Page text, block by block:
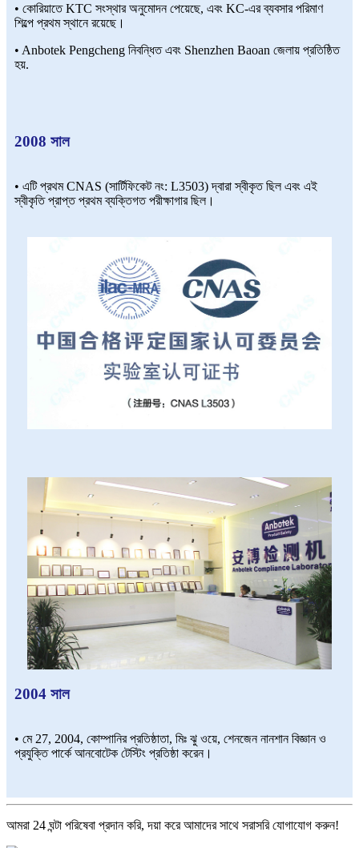
• কোরিয়াতে KTC সংস্থার অনুমোদন পেয়েছে, এবং KC-এর ব্যবসার পরিমাণ
শিল্পে প্রথম স্থানে রয়েছে।
• Anbotek Pengcheng নিবন্ধিত এবং Shenzhen Baoan জেলায় প্রতিষ্ঠিত
হয়.
2008 সাল
• এটি প্রথম CNAS (সার্টিফিকেট নং: L3503) দ্বারা স্বীকৃত ছিল এবং এই
স্বীকৃতি প্রাপ্ত প্রথম ব্যক্তিগত পরীক্ষাগার ছিল।
2004 সাল
• মে 27, 2004, কোম্পানির প্রতিষ্ঠাতা, মিঃ ঝু ওয়ে, শেনজেন নানশান বিজ্ঞান ও
প্রযুক্তি পার্কে আনবোটেক টেস্টিং প্রতিষ্ঠা করেন।
আমরা 24 ঘন্টা পরিষেবা প্রদান করি, দয়া করে আমাদের সাথে সরাসরি যোগাযোগ করুন!